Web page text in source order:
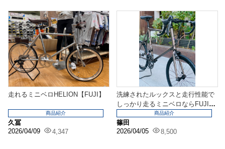
走れるミニベロHELION【FUJI】
久冨
2026/04/09
4,347
商品紹介
洗練されたルックスと走行性能で
しっかり走るミニベロならFUJI H
篠田
2026/04/05
8,500
商品紹介